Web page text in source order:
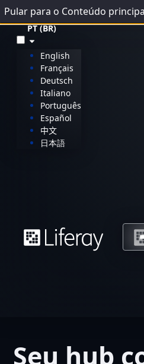
Pular para o Conteúdo
PT (BR)
English
Français
Deutsch
Italiano
Português
Español
中文
日本語
Seu hub